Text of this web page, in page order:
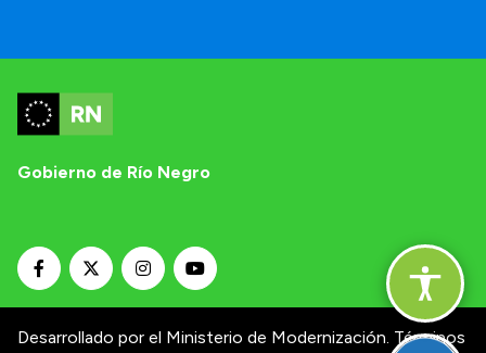
Gobierno de Río Negro
Desarrollado por el Ministerio de Modernización. Términos